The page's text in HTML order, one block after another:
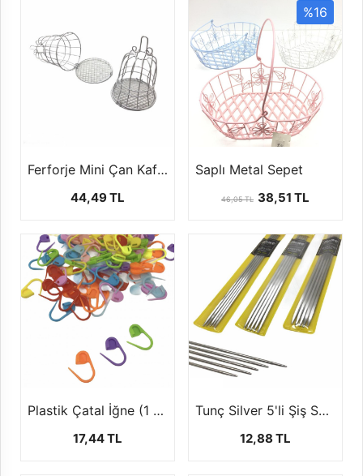
Ferforje Mini Çan Kafes ( 1 Paket - 10 Adet)
44,49 TL
%16
Saplı Metal Sepet
46,05 TL 38,51 TL
Plastik Çatal İğne (1 Paket - 100 Adet)
17,44 TL
Tunç Silver 5'li Şiş Set (20 cm)
12,88 TL